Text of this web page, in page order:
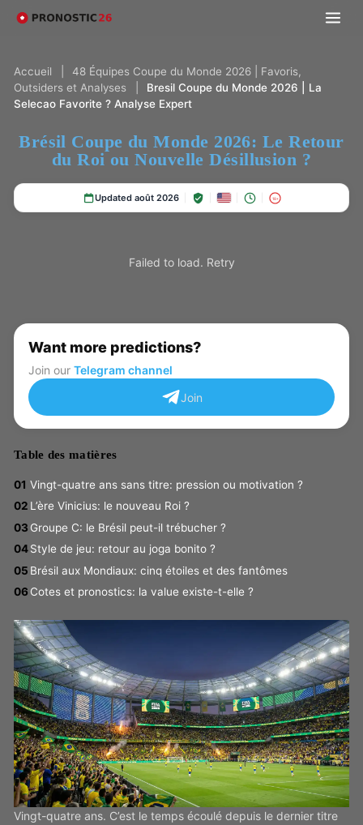
Accueil
48 Équipes Coupe du Monde 2026 | Favoris,
Outsiders et Analyses
Bresil Coupe du Monde 2026 | La
Selecao Favorite ? Analyse Expert
Brésil Coupe du Monde 2026: Le Retour
du Roi ou Nouvelle Désillusion ?
Updated août 2026 18+
Failed to load. Retry
Want more predictions?
Join our Telegram channel
Join
Table des matières
Vingt-quatre ans sans titre: pression ou motivation ?
L’ère Vinicius: le nouveau Roi ?
Groupe C: le Brésil peut-il trébucher ?
Style de jeu: retour au joga bonito ?
Brésil aux Mondiaux: cinq étoiles et des fantômes
Cotes et pronostics: la value existe-t-elle ?
Vingt-quatre ans. C’est le temps écoulé depuis le dernier titre